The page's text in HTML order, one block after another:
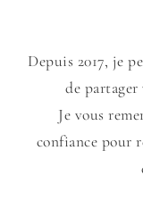
Depuis 2017, je
de
Je vous
confiance pour